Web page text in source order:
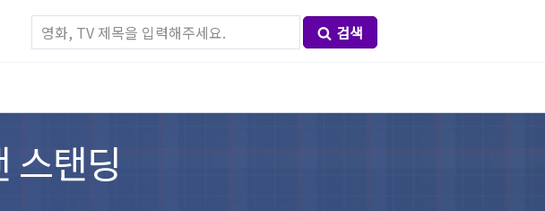
검색
스탠딩